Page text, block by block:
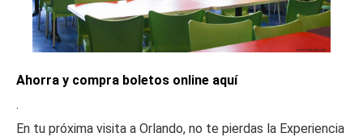
Ahorra y compra boletos online aquí
.
En tu próxima visita a Orlando, no te pierdas la Experiencia